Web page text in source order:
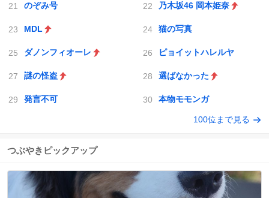
のぞみ号 乃木坂46 岡本姫奈
MDL 猫の写真
ダノンフィオーレ ピョイットハレルヤ
謎の怪盗 選ばなかった
発言不可 本物モモンガ
100位まで見る
つぶやきピックアップ